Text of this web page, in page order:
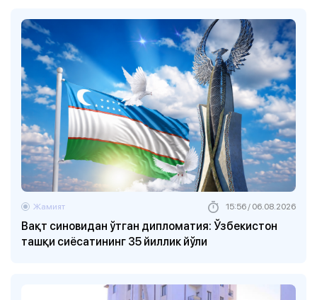
Вақт синовидан ўтган дипломатия: Ўзбекистон
ташқи сиёсатининг 35 йиллик йўли
Жамият 15:56 / 06.08.2026